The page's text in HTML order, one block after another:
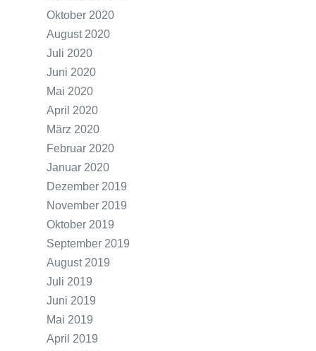
Oktober 2020
August 2020
Juli 2020
Juni 2020
Mai 2020
April 2020
März 2020
Februar 2020
Januar 2020
Dezember 2019
November 2019
Oktober 2019
September 2019
August 2019
Juli 2019
Juni 2019
Mai 2019
April 2019